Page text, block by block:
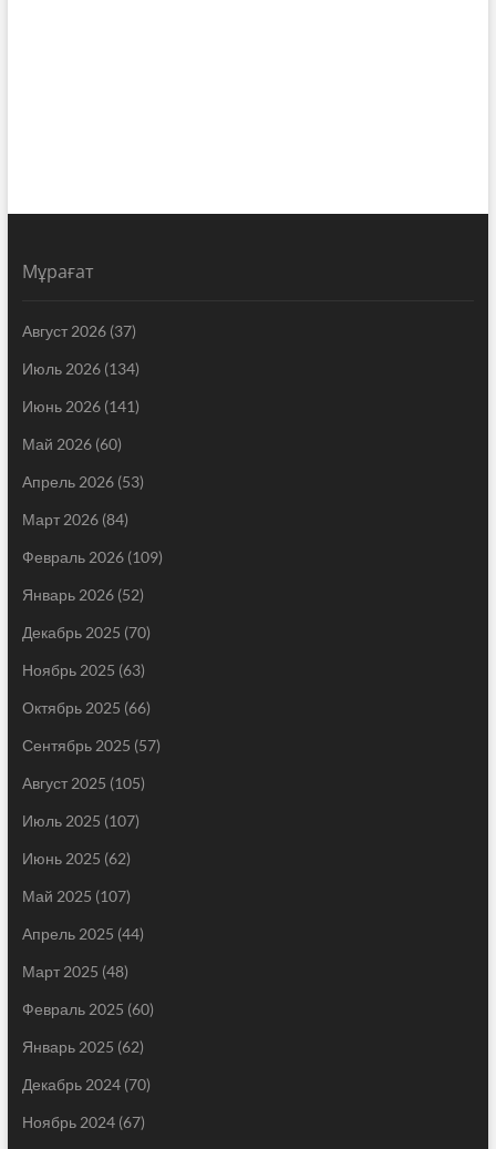
Мұрағат
Август 2026(37)
Июль 2026(134)
Июнь 2026(141)
Май 2026(60)
Апрель 2026(53)
Март 2026(84)
Февраль 2026(109)
Январь 2026(52)
Декабрь 2025 (70)
Ноябрь 2025 (63)
Октябрь 2025 (66)
Сентябрь 2025 (57)
Август 2025 (105)
Июль 2025 (107)
Июнь 2025 (62)
Май 2025 (107)
Апрель 2025 (44)
Март 2025 (48)
Февраль 2025 (60)
Январь 2025 (62)
Декабрь 2024(70)
Ноябрь 2024(67)